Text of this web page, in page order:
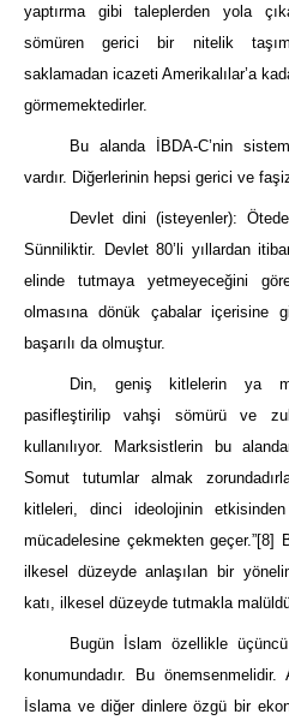
yaptırma gibi taleplerden yola
sömüren gerici bir nitelik
saklamadan icazeti Amerikalılar’a
görmemektedirler.
Bu alanda İBDA-C’nin
vardır. Diğerlerinin hepsi gerici ve
Devlet dini (isteyenler):
Sünniliktir. Devlet 80’li yıllardan
elinde tutmaya yetmeyeceğini
olmasına dönük çabalar içerisine
başarılı da olmuştur.
Din, geniş kitlelerin ya
pasifleştirilip vahşi sömürü ve
kullanılıyor. Marksistlerin bu
Somut tutumlar almak
kitleleri, dinci ideolojinin
mücadelesine çekmekten geçer.”[8]
ilkesel düzeyde anlaşılan bir
katı, ilkesel düzeyde tutmakla
Bugün İslam özellikle
konumundadır. Bu
İslama ve diğer dinlere özgü bir